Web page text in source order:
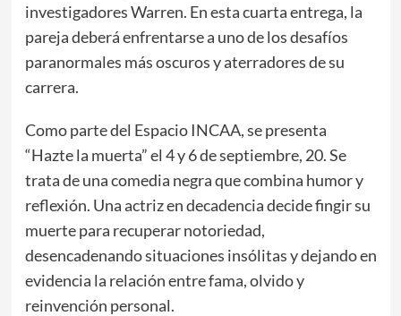
investigadores Warren. En esta cuarta entrega, la
pareja deberá enfrentarse a uno de los desafíos
paranormales más oscuros y aterradores de su
carrera.
Como parte del Espacio INCAA, se presenta
“Hazte la muerta” el 4 y 6 de septiembre, 20. Se
trata de una comedia negra que combina humor y
reflexión. Una actriz en decadencia decide fingir su
muerte para recuperar notoriedad,
desencadenando situaciones insólitas y dejando en
evidencia la relación entre fama, olvido y
reinvención personal.